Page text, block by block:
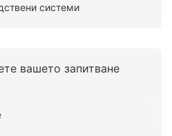
системи
вашето запитване